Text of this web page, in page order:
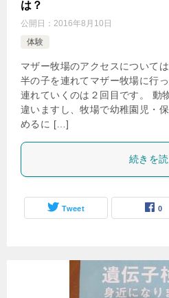
は？
公開日： 2016年8月10日
体験
マザー牧場のアクセスについて
半の子を連れてマザー牧場に行
連れていくのは２回目です。 動
違いますし、牧場で幼稚園児・
めるに […]
続きを
Tweet 0